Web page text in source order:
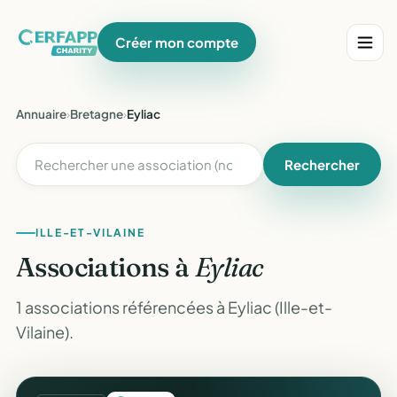
Créer mon compte
Annuaire›Bretagne›Eyliac
Rechercher
ILLE-ET-VILAINE
Associations àEyliac
1 associations référencées à Eyliac (Ille-et-
Vilaine).